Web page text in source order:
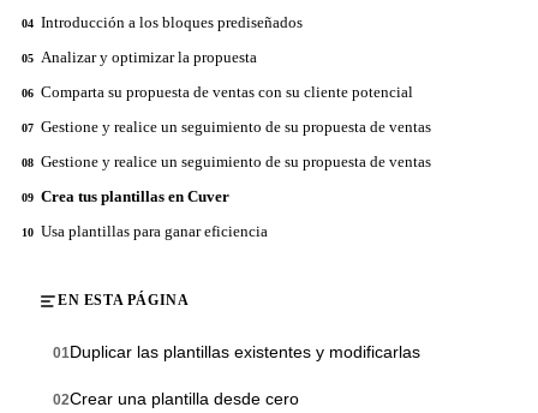
04 Introducción a los bloques prediseñados
05 Analizar y optimizar la propuesta
06 Comparta su propuesta de ventas con su cliente potencial
07 Gestione y realice un seguimiento de su propuesta de ventas
08 Gestione y realice un seguimiento de su propuesta de ventas
09 Crea tus plantillas en Cuver
10 Usa plantillas para ganar eficiencia
EN ESTA PÁGINA
01Duplicar las plantillas existentes y modificarlas
02Crear una plantilla desde cero